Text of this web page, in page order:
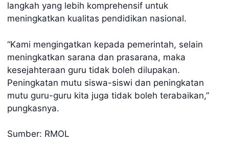
langkah yang lebih komprehensif untuk
meningkatkan kualitas pendidikan nasional.
“Kami mengingatkan kepada pemerintah, selain
meningkatkan sarana dan prasarana, maka
kesejahteraan guru tidak boleh dilupakan.
Peningkatan mutu siswa-siswi dan peningkatan
mutu guru-guru kita juga tidak boleh terabaikan,”
pungkasnya.
Sumber: RMOL